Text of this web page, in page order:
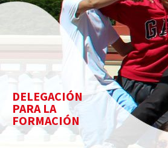
DELEGACIÓN
PARA LA
FORMACIÓN